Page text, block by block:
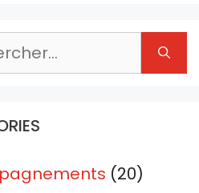
:
(20)